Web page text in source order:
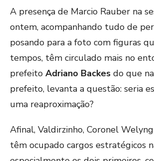
A presença de Marcio Rauber na
ontem, acompanhando tudo de
posando para a foto com figuras
tempos, têm circulado mais no
prefeito Adriano Backes do que
prefeito, levanta a questão: seria
uma reaproximação?
Afinal, Valdirzinho, Coronel
têm ocupado cargos estratégicos